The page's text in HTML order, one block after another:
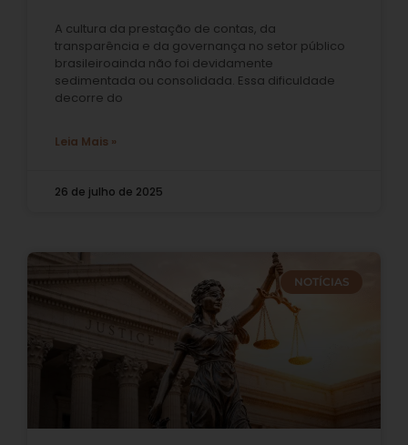
A cultura da prestação de contas, da
transparência e da governança no setor público
brasileiroainda não foi devidamente
sedimentada ou consolidada. Essa dificuldade
decorre do
Leia Mais »
26 de julho de 2025
NOTÍCIAS